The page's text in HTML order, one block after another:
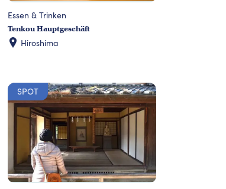
Essen & Trinken
Tenkou Hauptgeschäft
Hiroshima
SPOT